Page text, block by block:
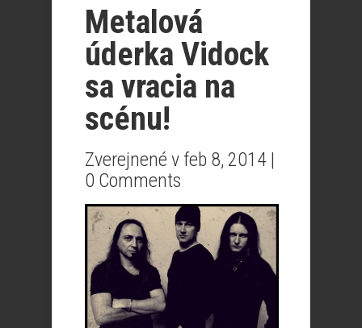
Metalová
úderka Vidock
sa vracia na
scénu!
Zverejnené v feb 8, 2014 |
0 Comments